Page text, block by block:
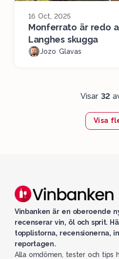
16 Oct, 2025
Monferrato är redo
Langhes skugga
Jozo Glavas
Visar 32
Visa
Vinbanken är en oberoende
recenserar vin, öl och sprit.
topplistorna, recensionerna,
reportagen.
Alla omdömen, tester och tips